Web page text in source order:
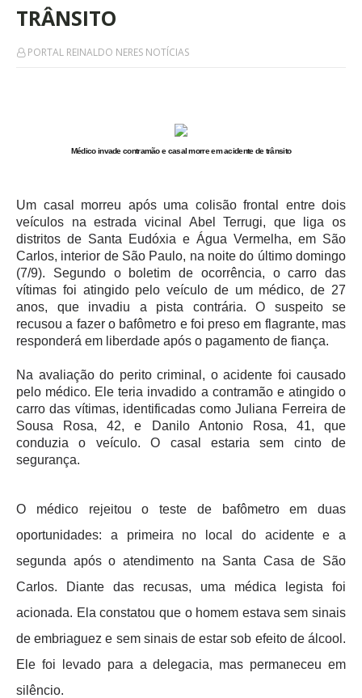
TRÂNSITO
PORTAL REINALDO NERES NOTÍCIAS
Médico invade contramão e casal morre em acidente de trânsito
Um casal morreu após uma colisão frontal entre dois
veículos na estrada vicinal Abel Terrugi, que liga os
distritos de Santa Eudóxia e Água Vermelha, em São
Carlos, interior de São Paulo, na noite do último domingo
(7/9). Segundo o boletim de ocorrência, o carro das
vítimas foi atingido pelo veículo de um médico, de 27
anos, que invadiu a pista contrária. O suspeito se
recusou a fazer o bafômetro e foi preso em flagrante, mas
responderá em liberdade após o pagamento de fiança.
Na avaliação do perito criminal, o acidente foi causado
pelo médico. Ele teria invadido a contramão e atingido o
carro das vítimas, identificadas como Juliana Ferreira de
Sousa Rosa, 42, e Danilo Antonio Rosa, 41, que
conduzia o veículo. O casal estaria sem cinto de
segurança.
O médico rejeitou o teste de bafômetro em duas
oportunidades: a primeira no local do acidente e a
segunda após o atendimento na Santa Casa de São
Carlos. Diante das recusas, uma médica legista foi
acionada. Ela constatou que o homem estava sem sinais
de embriaguez e sem sinais de estar sob efeito de álcool.
Ele foi levado para a delegacia, mas permaneceu em
silêncio.